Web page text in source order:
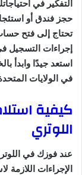
التفكير في
حجز فندق أو
تحتاج إلى فتح
إجراءات التسجيل
استعد جيدًا وابدأ
في الولايات
كيفية
اللوتري
عند فوزك في
الإجراءات اللازمة